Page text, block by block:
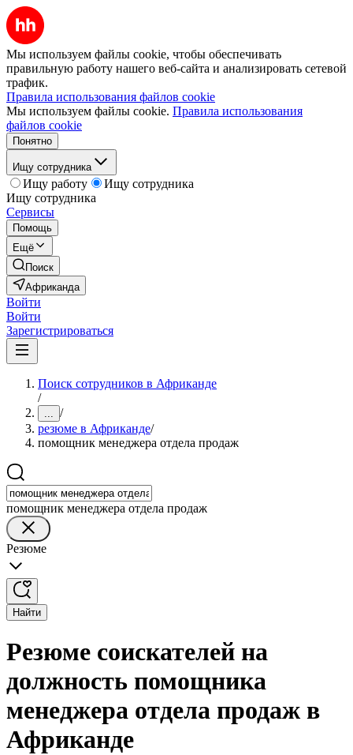
Мы используем файлы cookie, чтобы обеспечивать
правильную работу нашего веб-сайта и анализировать сетевой
трафик.
Правила использования файлов cookie
Мы используем файлы cookie. Правила использования
файлов cookie
Понятно
Ищу сотрудника
Ищу работу
Ищу сотрудника
Ищу сотрудника
Сервисы
Помощь
Ещё
Поиск
Африканда
Войти
Войти
Зарегистрироваться
Поиск сотрудников в Африканде
/
... /
резюме в Африканде/
помощник менеджера отдела продаж
помощник менеджера отдела продаж
Резюме
Найти
Резюме соискателей на
должность помощника
менеджера отдела продаж в
Африканде